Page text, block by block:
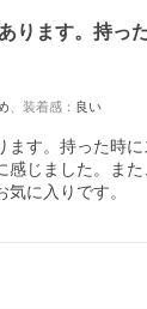
装着感 ： 良い
ます。持った時
感じました。ま
に入りです。